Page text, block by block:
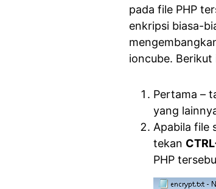
pada file PHP
enkripsi biasa-
ioncube.
Pertama –
yang
Apabila file
tekan
PHP